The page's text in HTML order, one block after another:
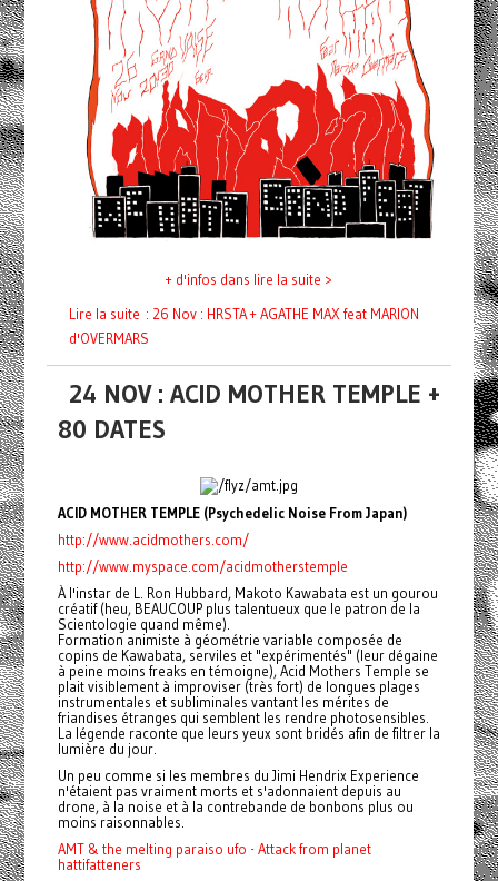
+ d'infos dans lire la suite >
Lire la suite : 26 Nov : HRSTA + AGATHE MAX feat MARION
d'OVERMARS
24 NOV : ACID MOTHER TEMPLE +
80 DATES
ACID MOTHER TEMPLE (Psychedelic Noise From Japan)
http://www.acidmothers.com/
http://www.myspace.com/acidmotherstemple
À l'instar de L. Ron Hubbard, Makoto Kawabata est un gourou
créatif (heu, BEAUCOUP plus talentueux que le patron de la
Scientologie quand même).
Formation animiste à géométrie variable composée de
copins de Kawabata, serviles et "expérimentés" (leur dégaine
à peine moins freaks en témoigne), Acid Mothers Temple se
plait visiblement à improviser (très fort) de longues plages
instrumentales et subliminales vantant les mérites de
friandises étranges qui semblent les rendre photosensibles.
La légende raconte que leurs yeux sont bridés afin de filtrer la
lumière du jour.
Un peu comme si les membres du Jimi Hendrix Experience
n'étaient pas vraiment morts et s'adonnaient depuis au
drone, à la noise et à la contrebande de bonbons plus ou
moins raisonnables.
AMT & the melting paraiso ufo - Attack from planet
hattifatteners